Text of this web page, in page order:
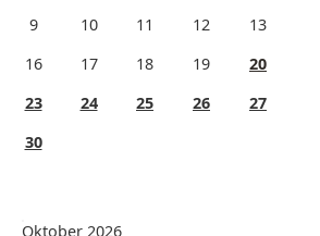
9 10 11 12
13
16 17 18 19
20
23 24 25 26
27
30
Oktober 2026